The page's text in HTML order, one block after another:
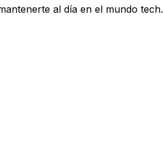
al día en el mundo tech.